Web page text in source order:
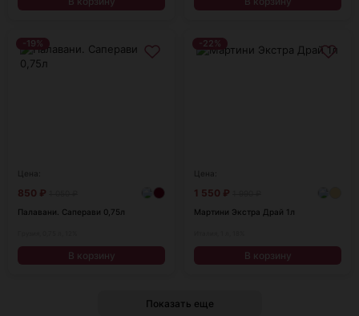
-19%
850 ₽
Палавани. Саперави 0,75л
В корзину
-22%
1 550 ₽
Мартини Экстра Драй 1л
В корзину
Показать еще